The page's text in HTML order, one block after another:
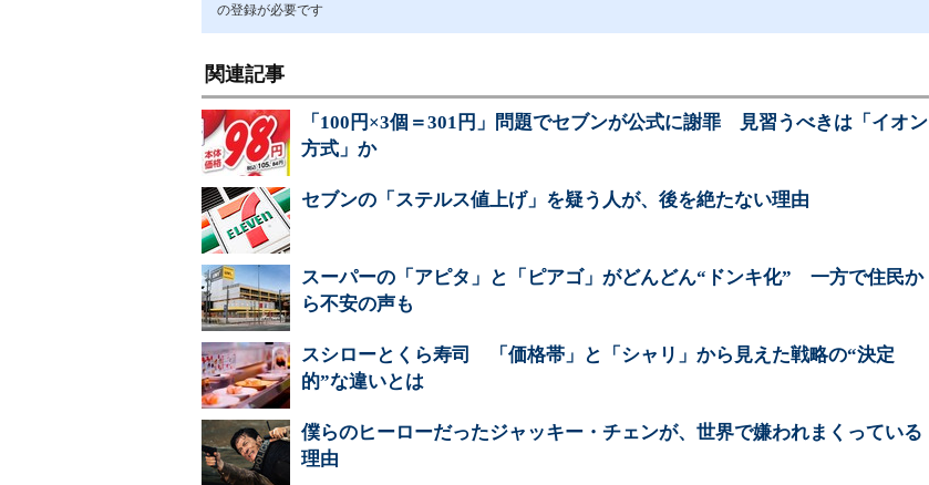
の登録が必要です
関連記事
「100円×3個＝301円」問題でセブンが公式に謝罪 見習うべきは「イオン
方式」か
セブンの「ステルス値上げ」を疑う人が、後を絶たない理由
スーパーの「アピタ」と「ピアゴ」がどんどん“ドンキ化” 一方で住民か
ら不安の声も
スシローとくら寿司 「価格帯」と「シャリ」から見えた戦略の“決定
的”な違いとは
僕らのヒーローだったジャッキー・チェンが、世界で嫌われまくっている
理由